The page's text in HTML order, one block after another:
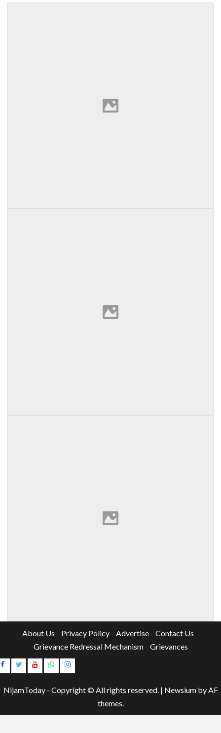
About Us Privacy Policy Advertise
Contact Us
Grievance Redressal Mechanism
Grievances
Instagram
NijamToday - Copyright © All rights reserved. | Newsiumby AF
themes.